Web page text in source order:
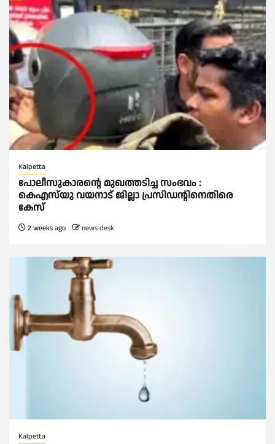
Kalpetta
പോലീസുകാരന്റെ മുഖത്തടിച്ച സംഭവം :
കെഎസ്‌യു വയനാട് ജില്ലാ പ്രസിഡന്റിനെതിരെ
കേസ്
2 weeks ago news desk
Kalpetta